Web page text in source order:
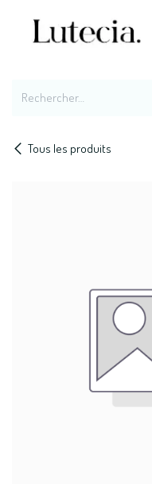
Tous les produits